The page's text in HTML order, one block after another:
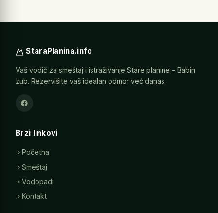
StaraPlanina.info
Vaš vodič za smeštaj i istraživanje Stare planine - Babin
zub. Rezervišite vaš idealan odmor već danas.
Brzi linkovi
Početna
Smeštaj
Vodopadi
Kontakt